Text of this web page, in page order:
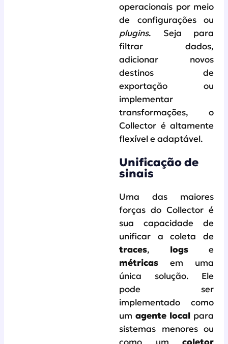
operacionais por meio
de configurações ou
plugins. Seja para
filtrar dados,
adicionar novos
destinos de
exportação ou
implementar
transformações, o
Collector é altamente
flexível e adaptável.
Unificação de
sinais
Uma das maiores
forças do Collector é
sua capacidade de
unificar a coleta de
traces, logs e
métricas em uma
única solução. Ele
pode ser
implementado como
um agente local para
sistemas menores ou